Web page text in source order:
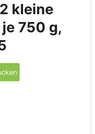
kleine
750 g,